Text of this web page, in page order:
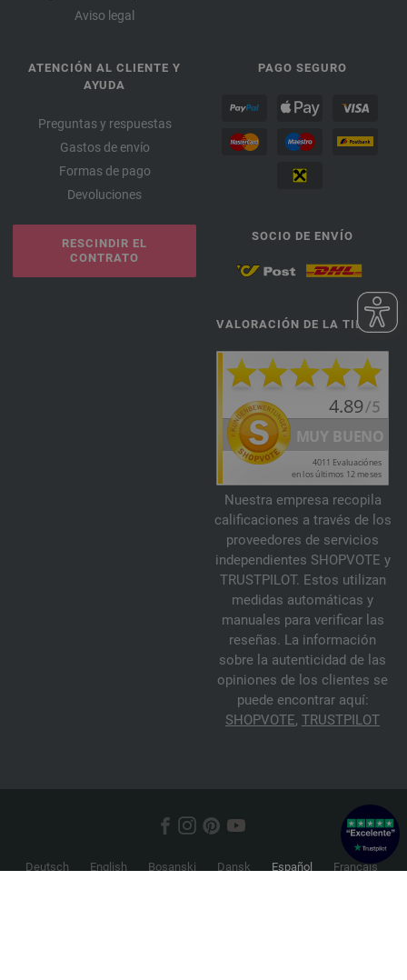
Aviso legal
ATENCIÓN AL CLIENTE Y
AYUDA
Preguntas y respuestas
Gastos de envío
Formas de pago
Devoluciones
RESCINDIR EL
CONTRATO
PAGO SEGURO
SOCIO DE ENVÍO
VALORACIÓN DE LA TIENDA
Nuestra empresa recopila
calificaciones a través de los
proveedores de servicios
independientes SHOPVOTE y
TRUSTPILOT. Estos utilizan
medidas automáticas y
manuales para verificar las
reseñas. La información
sobre la autenticidad de las
opiniones de los clientes se
puede encontrar aquí:
SHOPVOTE, TRUSTPILOT
Deutsch English Bosanski Dansk Español
Français